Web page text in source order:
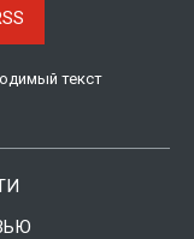
текст